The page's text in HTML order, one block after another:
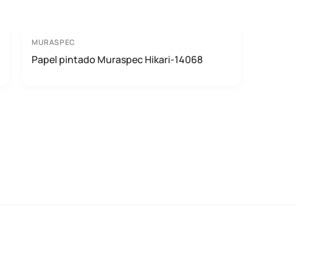
MURASPEC
Papel pintado Muraspec Hikari-14068